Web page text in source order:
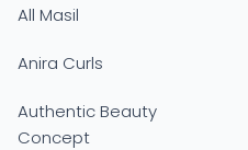
All Masil
Anira Curls
Authentic Beauty
Concept